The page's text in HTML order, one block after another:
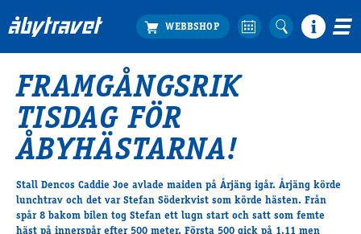
Köp biljett
Travprogrammet
Boka ställplats
Bra att veta
Restauranger
Catering by Lyon
Hotell nära oss
FRAMGÅNGSRIK
TISDAG FÖR
ÅBYHÄSTARNA!
Stall Dencos Caddie Joe avlade maiden på Årjäng igår. Årjäng körde
lunchtrav och det var Stefan Söderkvist som körde hästen. Från
spår 8 bakom bilen tog Stefan ett lugn start och satt som femte